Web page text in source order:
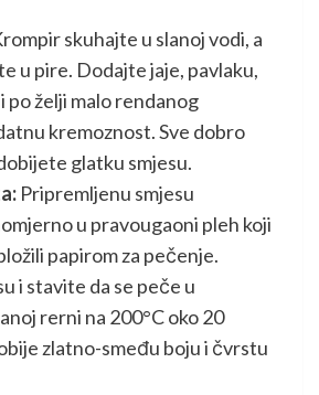
skuhajte u slanoj vodi, a
u pire. Dodajte jaje, pavlaku,
po želji malo rendanog
kremoznost. Sve dobro
glatku smjesu.
Pripremljenu smjesu
u pravougaoni pleh koji
papirom za pečenje.
i stavite da se peče u
rerni na 200°C oko 20
zlatno-smeđu boju i čvrstu